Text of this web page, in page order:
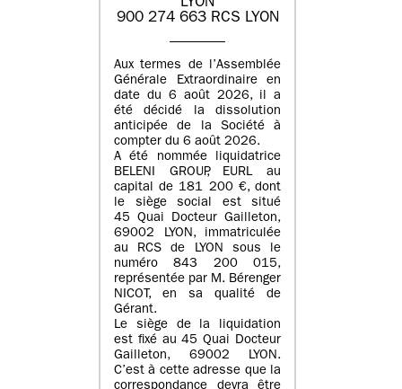
LYON
900 274 663 RCS LYON
Aux termes de l’Assemblée
Générale Extraordinaire en
date du 6 août 2026, il a
été décidé la dissolution
anticipée de la Société à
compter du 6 août 2026.
A été nommée liquidatrice
BELENI GROUP, EURL au
capital de 181 200 €, dont
le siège social est situé
45 Quai Docteur Gailleton,
69002 LYON, immatriculée
au RCS de LYON sous le
numéro 843 200 015,
représentée par M. Bérenger
NICOT, en sa qualité de
Gérant.
Le siège de la liquidation
est fixé au45 Quai Docteur
Gailleton, 69002 LYON.
C’est à cette adresse que la